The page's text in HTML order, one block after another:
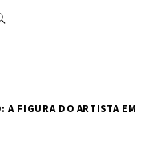
A FIGURA DO ARTISTA EM